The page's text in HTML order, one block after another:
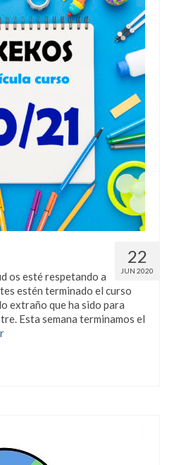
22
JUN 2020
os esté respetando a
estén terminado el curso
extraño que ha sido para
Esta semana terminamos el